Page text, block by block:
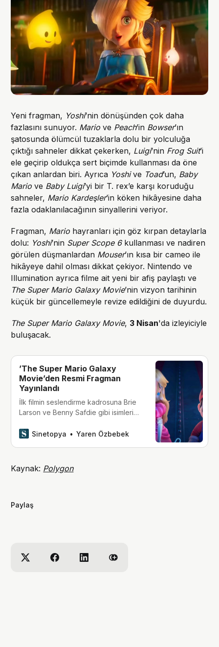
Yeni fragman, Yoshi’nin dönüşünden çok daha
fazlasını sunuyor. Mario ve Peach’in Bowser’ın
şatosunda ölümcül tuzaklarla dolu bir yolculuğa
çıktığı sahneler dikkat çekerken, Luigi’nin Frog Suit’i
ele geçirip oldukça sert biçimde kullanması da öne
çıkan anlardan biri. Ayrıca Yoshive Toad’un, Baby
Mariove Baby Luigi’yi bir T. rex’e karşı koruduğu
sahneler, Mario Kardeşler’in köken hikâyesine daha
fazla odaklanılacağının sinyallerini veriyor.
Fragman, Mario hayranları için göz kırpan detaylarla
dolu: Yoshi’nin Super Scope 6kullanması ve nadiren
görülen düşmanlardan Mouser’ın kısa bir cameo ile
hikâyeye dahil olması dikkat çekiyor. Nintendo ve
Illumination ayrıca filme ait yeni bir afiş paylaştı ve
The Super Mario Galaxy Movie’nin vizyon tarihinin
küçük bir güncellemeyle revize edildiğini de duyurdu.
The Super Mario Galaxy Movie, 3 Nisan'da izleyiciyle
buluşacak.
’The Super Mario Galaxy
Movie’den Resmi Fragman
Yayınlandı
İlk filmin seslendirme kadrosuna Brie
Larson ve Benny Safdie gibi isimlerin
izleyiciyle buluşacak.
Sinetopya Yaren Özbebek
Kaynak: Polygon
Paylaş